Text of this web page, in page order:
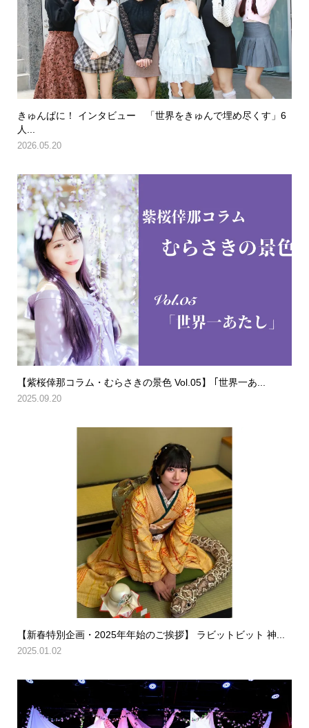
きゅんぱに！ インタビュー 「世界をきゅんで埋め尽くす」6
人...
2026.05.20
【紫桜倖那コラム・むらさきの景色 Vol.05】 ｢世界一あ...
2025.09.20
【新春特別企画・2025年年始のご挨拶】 ラビットビット 神...
2025.01.02